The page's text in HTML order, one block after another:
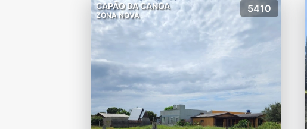
CAPÃO DA CANOA
ZONA NOVA
5410